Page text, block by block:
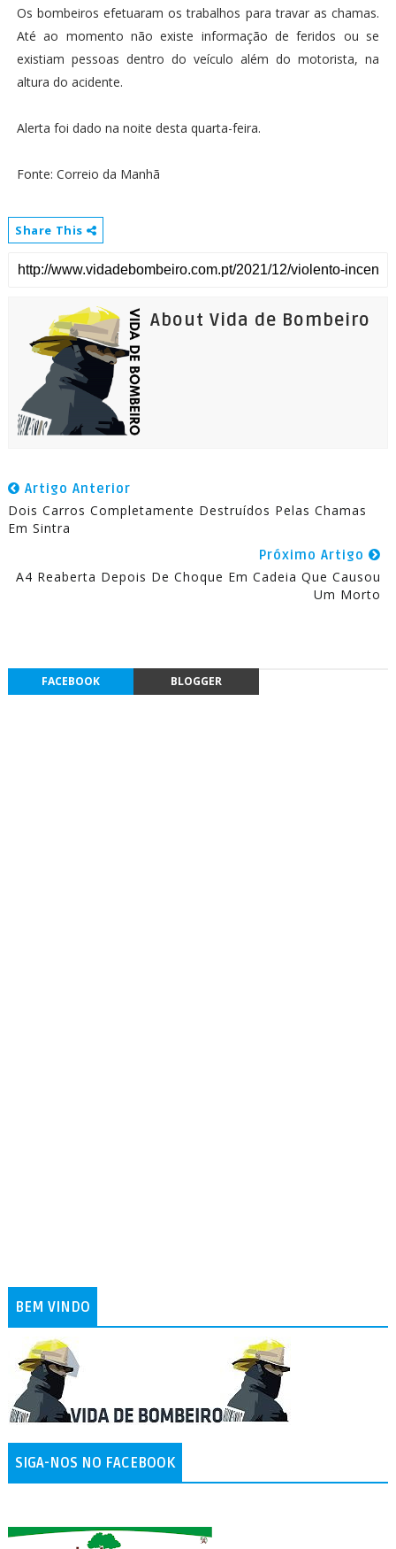
Os bombeiros efetuaram os trabalhos para travar as chamas.
Até ao momento não existe informação de feridos ou se
existiam pessoas dentro do veículo além do motorista, na
altura do acidente.
Alerta foi dado na noite desta quarta-feira.
Fonte: Correio da Manhã
Share This
About Vida de Bombeiro
Artigo Anterior
Dois Carros Completamente Destruídos Pelas Chamas
Em Sintra
Próximo Artigo
A4 Reaberta Depois De Choque Em Cadeia Que Causou
Um Morto
FACEBOOK BLOGGER
BEM VINDO
SIGA-NOS NO FACEBOOK